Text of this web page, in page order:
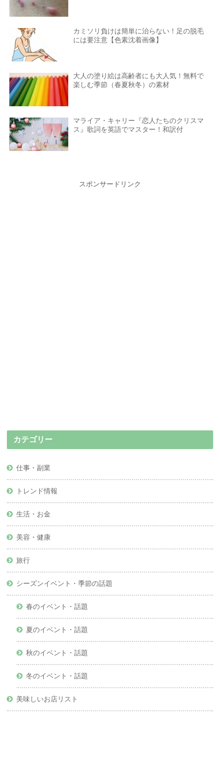
カミソリ負けは簡単に治らない！足の脱毛
には要注意【色素沈着画像】
大人の塗り絵は高齢者にも大人気！無料で
楽しむ季節（春夏秋冬）の素材
マライア・キャリー『恋人たちのクリスマ
ス』歌詞を英語でマスター！和訳付
スポンサードリンク
カテゴリー
仕事・副業
トレンド情報
生活・お金
美容・健康
旅行
シーズンイベント・季節の話題
春のイベント・話題
夏のイベント・話題
秋のイベント・話題
冬のイベント・話題
美味しいお店リスト